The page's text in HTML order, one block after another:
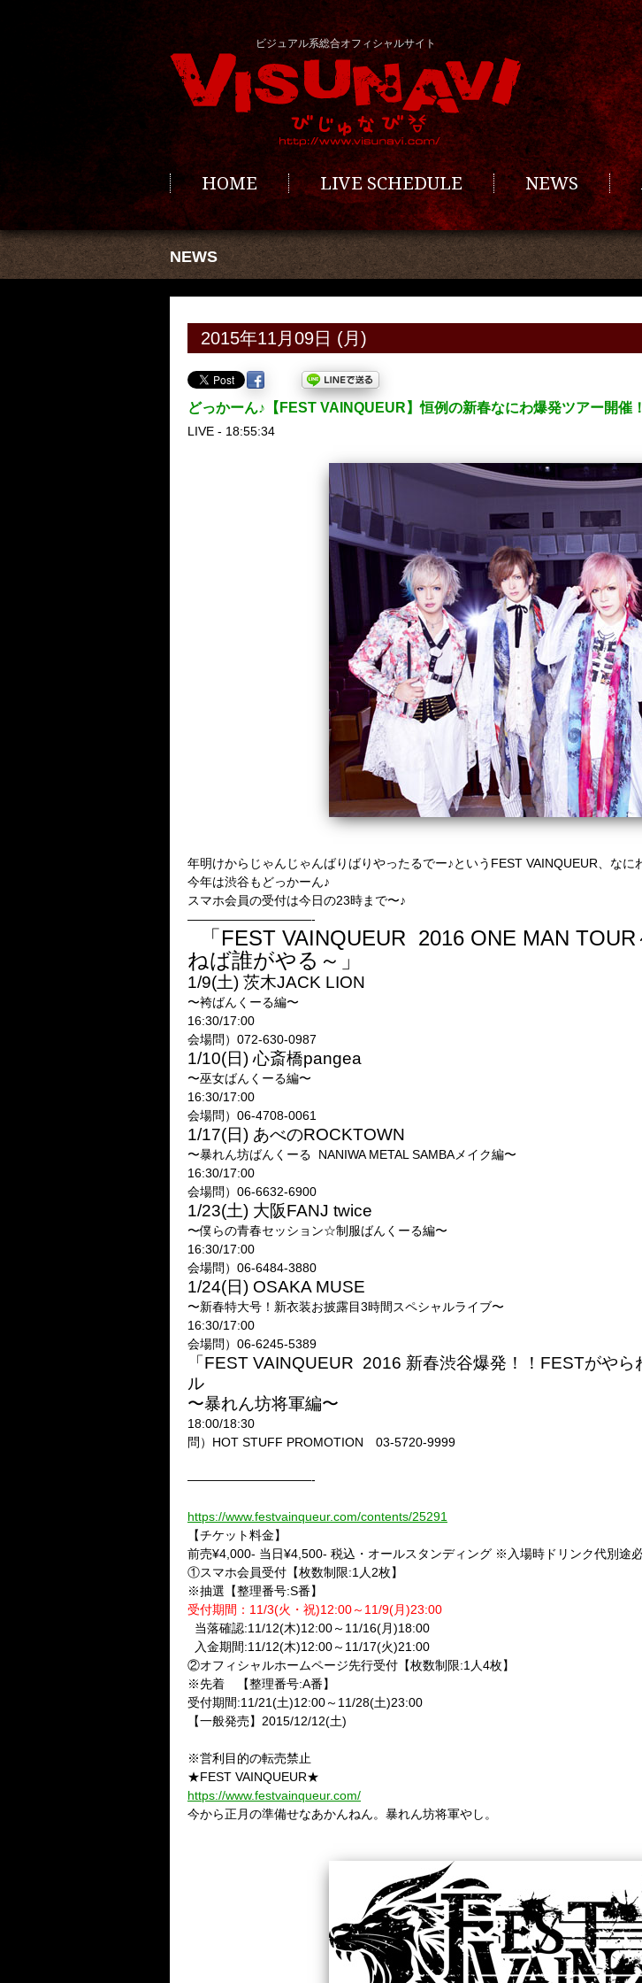
ビジュアル系総合オフィシャルサイト
HOME LIVE SCHEDULE NEWS
NEWS
2015年11月09日 (月)
どっかーん♪【FEST VAINQUEUR】恒例の新春なにわ爆発ツアー開催
LIVE - 18:55:34
年明けからじゃんじゃんばりばりやったるでー♪というFEST VAINQUEUR、なに
今年は渋谷もどっかーん♪
スマホ会員の受付は今日の23時まで〜♪
——————————-
「FEST VAINQUEUR 2016 ONE MAN
ねば誰がやる～」
1/9(土) 茨木JACK LION
〜袴ばんくーる編〜
16:30/17:00
会場問）072-630-0987
1/10(日) 心斎橋pangea
〜巫女ばんくーる編〜
16:30/17:00
会場問）06-4708-0061
1/17(日) あべのROCKTOWN
〜暴れん坊ばんくーる NANIWA METAL SAMBAメイク編〜
16:30/17:00
会場問）06-6632-6900
1/23(土) 大阪FANJ twice
〜僕らの青春セッション☆制服ばんくーる編〜
16:30/17:00
会場問）06-6484-3880
1/24(日) OSAKA MUSE
〜新春特大号！新衣装お披露目3時間スペシャルライブ〜
16:30/17:00
会場問）06-6245-5389
「FEST VAINQUEUR 2016 新春渋谷爆発！！FESTがや
ル
〜暴れん坊将軍編〜
18:00/18:30
問）HOT STUFF PROMOTION 03-5720-9999
——————————-
https://www.festvainqueur.com/contents/25291
【チケット料金】
前売¥4,000- 当日¥4,500- 税込・オールスタンディング ※入場時ドリンク代別途
①スマホ会員受付【枚数制限:1人2枚】
※抽選【整理番号:S番】
受付期間：11/3(火・祝)12:00～11/9(月)23:00
当落確認:11/12(木)12:00～11/16(月)18:00
入金期間:11/12(木)12:00～11/17(火)21:00
②オフィシャルホームページ先行受付【枚数制限:1人4枚】
※先着 【整理番号:A番】
受付期間:11/21(土)12:00～11/28(土)23:00
【一般発売】2015/12/12(土)
※営利目的の転売禁止
★FEST VAINQUEUR★
https://www.festvainqueur.com/
今から正月の準備せなあかんねん。暴れん坊将軍やし。